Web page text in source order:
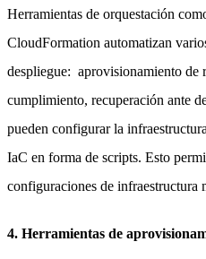
Herramientas de orquestación
CloudFormation automatizan
despliegue: aprovisionamiento de
cumplimiento, recuperación ante
pueden configurar la
IaC en forma de scripts. Esto
configuraciones de infraestructura
4. Herramientas de